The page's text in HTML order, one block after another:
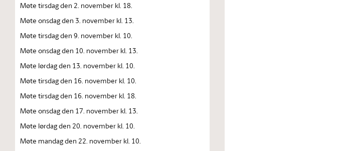
Møte tirsdag den 2. november kl. 18.
Møte onsdag den 3. november kl. 13.
Møte tirsdag den 9. november kl. 10.
Møte onsdag den 10. november kl. 13.
Møte lørdag den 13. november kl. 10.
Møte tirsdag den 16. november kl. 10.
Møte tirsdag den 16. november kl. 18.
Møte onsdag den 17. november kl. 13.
Møte lørdag den 20. november kl. 10.
Møte mandag den 22. november kl. 10.